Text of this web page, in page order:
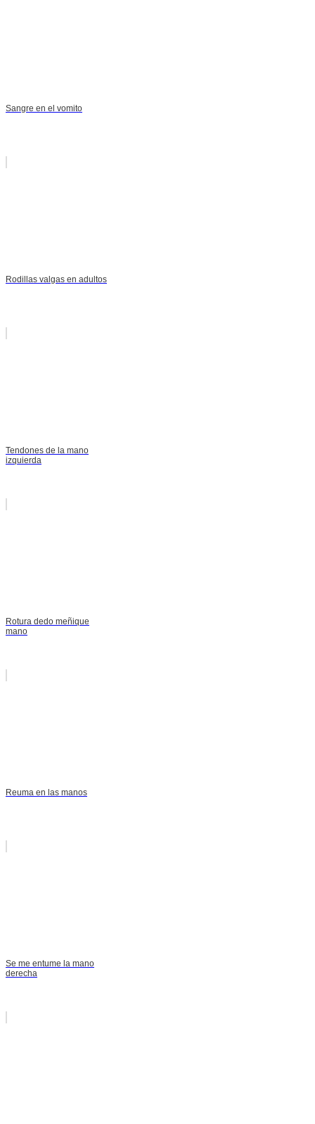
Sangre en el vomito
Rodillas valgas en adultos
Tendones de la mano
izquierda
Rotura dedo meñique
mano
Reuma en las manos
Se me entume la mano
derecha